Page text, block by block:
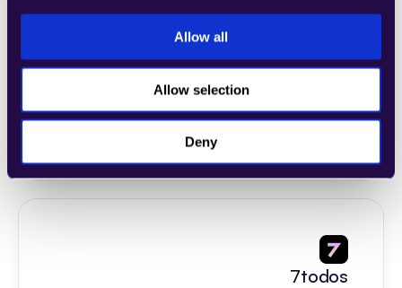
Allow all
Allow selection
Deny
اجمع الأقسام من مجموعة من الفئات لتجميع
المتنامي.
7todos